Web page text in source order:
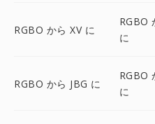
RGBO から XV に
RGBO
に
RGBO から JBG に
RGBO
に